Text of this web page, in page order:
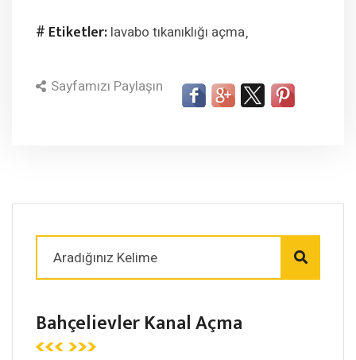
# Etiketler: lavabo tıkanıklığı açma
Sayfamızı Paylaşın
Bahçelievler Kanal Açma